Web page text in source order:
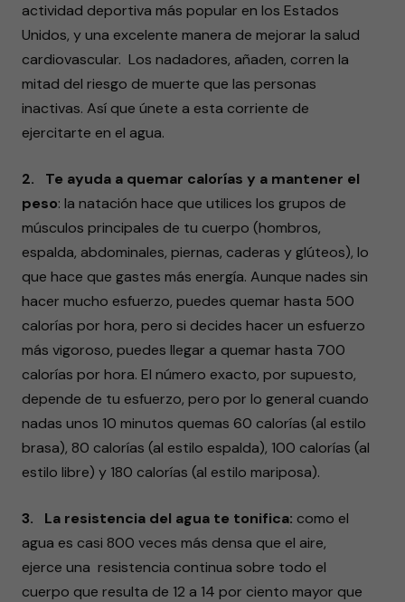
actividad deportiva más popular en los Estados
Unidos, y una excelente manera de mejorar la salud
cardiovascular. Los nadadores, añaden, corren la
mitad del riesgo de muerte que las personas
inactivas. Así que únete a esta corriente de
ejercitarte en el agua.
2. Te ayuda a quemar calorías y a mantener el
peso: la natación hace que utilices los grupos de
músculos principales de tu cuerpo (hombros,
espalda, abdominales, piernas, caderas y glúteos), lo
que hace que gastes más energía. Aunque nades sin
hacer mucho esfuerzo, puedes quemar hasta 500
calorías por hora, pero si decides hacer un esfuerzo
más vigoroso, puedes llegar a quemar hasta 700
calorías por hora. El número exacto, por supuesto,
depende de tu esfuerzo, pero por lo general cuando
nadas unos 10 minutos quemas 60 calorías (al estilo
brasa), 80 calorías (al estilo espalda), 100 calorías (al
estilo libre) y 180 calorías (al estilo mariposa).
3. La resistencia del agua te tonifica: como el
agua es casi 800 veces más densa que el aire,
ejerce una resistencia continua sobre todo el
cuerpo que resulta de 12 a 14 por ciento mayor que